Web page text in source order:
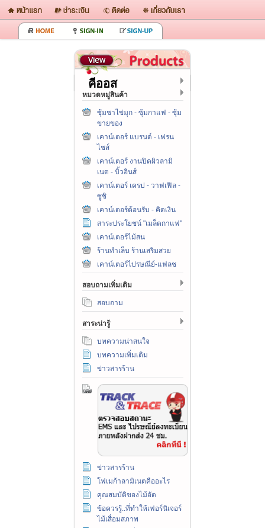
คีออส
หมวดหมู่สินค้า
ซุ้มชาไข่มุก - ซุ้มกาแฟ - ซุ้ม
ขายของ
เคาน์เตอร์ แบรนด์ - เฟรน
ไชส์
เคาน์เตอร์ งานปิดผิวลามิ
เนต - บิ้วอินส์
เคาน์เตอร์ เครป - วาฟเฟิล -
ซูชิ
เคาน์เตอร์ต้อนรับ - คิดเงิน
สาระประโยชน์ "เมล็ดกาแฟ"
เคาน์เตอร์ไม้สน
ร้านทำเล็บ ร้านเสริมสวย
เคาน์เตอร์ไปรษณีย์-แฟลช
สอบถามเพิ่มเติม
สอบถาม
สาระน่ารู้
บทความน่าสนใจ
บทความเพิ่มเติม
ข่าวสารร้าน
ข่าวสารร้าน
โฟเมก้าลามิเนตคืออะไร
คุณสมบัติของไม้อัด
ข้อควรรู้..ที่ทำให้เฟอร์นิเจอร์
ไม้เสื่อมสภาพ